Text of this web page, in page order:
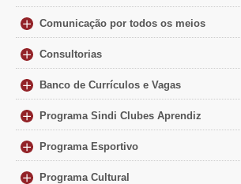
Comunicação por todos os meios
Consultorias
Banco de Currículos e Vagas
Programa Sindi Clubes Aprendiz
Programa Esportivo
Programa Cultural